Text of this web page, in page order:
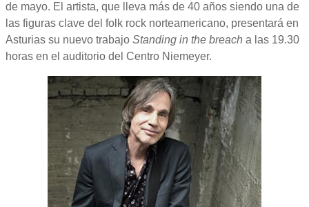
de mayo. El artista, que lleva más de 40 años siendo una de
las figuras clave del folk rock norteamericano, presentará en
Asturias su nuevo trabajo Standing in the breach a las 19.30
horas en el auditorio del Centro Niemeyer.